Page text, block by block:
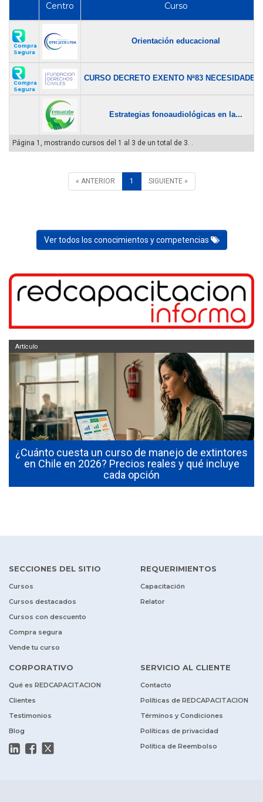
Centro Curso
Compra
Segura
Orientación educacional
Compra
Segura
CURSO DECRETO EXENTO Nª83
Estrategias fonoaudiológicas en la...
Página 1, mostrando cursos del 1 al 3 de un total de 3. .
« ANTERIOR 1 SIGUIENTE »
Ver todos los conocimientos y competencias
¿Cuánto cuesta un curso de manejo de extintores
en Chile en 2026? Precios reales y qué incluye
cada opción
Artículo
SECCIONES DEL SITIO
Cursos
Cursos destacados
Cursos con descuento
Compra segura
Vende tu curso
REQUERIMIENTOS
Capacitación
Relator
CORPORATIVO
Qué es REDCAPACITACION
Clientes
Testimonios
Blog
SERVICIO AL CLIENTE
Contacto
Políticas de REDCAPACITACION
Términos y Condiciones
Políticas de privacidad
Política de Reembolso